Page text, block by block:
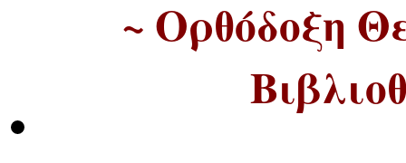
~ Ορθόδοξη